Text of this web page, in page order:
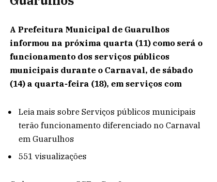
A Prefeitura Municipal de Guarulhos
informou na próxima quarta (11) como será o
funcionamento dos serviços públicos
municipais durante o Carnaval, de sábado
(14) a quarta-feira (18), em serviços com
Leia mais sobre Serviços públicos municipais
terão funcionamento diferenciado no Carnaval
em Guarulhos
551 visualizações